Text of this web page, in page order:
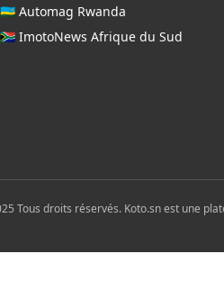
🇷🇼 Automag Rwanda
🇿🇦 ImotoNews Afrique du Sud
Tous droits réservés. Koto.sn est une